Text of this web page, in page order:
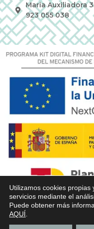
Maria Auxiliadora
923 055 038
Utilizamos cookies
servicios mediante el
Puede obtener más
AQUÍ